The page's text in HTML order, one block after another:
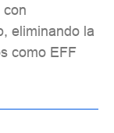
con
eliminando la
como EFF